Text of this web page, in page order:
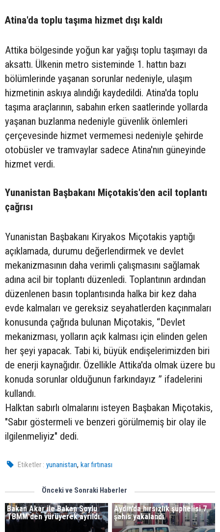
Atina'da toplu taşıma hizmet dışı kaldı
Attika bölgesinde yoğun kar yağışı toplu taşımayı da
aksattı. Ülkenin metro sisteminde 1. hattın bazı
bölümlerinde yaşanan sorunlar nedeniyle, ulaşım
hizmetinin askıya alındığı kaydedildi. Atina'da toplu
taşıma araçlarının, sabahın erken saatlerinde yollarda
yaşanan buzlanma nedeniyle güvenlik önlemleri
çerçevesinde hizmet vermemesi nedeniyle şehirde
otobüsler ve tramvaylar sadece Atina'nın güneyinde
hizmet verdi.
Yunanistan Başbakanı Miçotakis'den acil toplantı
çağrısı
Yunanistan Başbakanı Kiryakos Miçotakis yaptığı
açıklamada, durumu değerlendirmek ve devlet
mekanizmasının daha verimli çalışmasını sağlamak
adına acil bir toplantı düzenledi. Toplantının ardından
düzenlenen basın toplantısında halka bir kez daha
evde kalmaları ve gereksiz seyahatlerden kaçınmaları
konusunda çağrıda bulunan Miçotakis, “Devlet
mekanizması, yolların açık kalması için elinden gelen
her şeyi yapacak. Tabi ki, büyük endişelerimizden biri
de enerji kaynağıdır. Özellikle Attika'da olmak üzere bu
konuda sorunlar olduğunun farkındayız ” ifadelerini
kullandı.
Halktan sabırlı olmalarını isteyen Başbakan Miçotakis,
"Sabır göstermeli ve benzeri görülmemiş bir olay ile
ilgilenmeliyiz" dedi.
Etiketler : yunanistan,kar fırtınası
Önceki ve Sonraki Haberler
Bakan Akar ile Bakan Soylu
TBMM'den yürüyerek ayrıldı
Aydın’da hırsızlık şüphelisi 7
şahıs yakalandı